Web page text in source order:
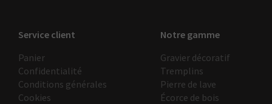
Service client
Panier
Confidentialité
Conditions générales
Cookies
Notre gamme
Gravier décoratif
Tremplins
Pierre de lave
Écorce de bois